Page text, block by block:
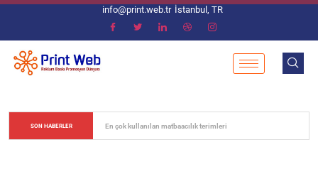
info@print.web.tr İstanbul, TR
SON HABERLER En çok kullanılan matbaacılık terimleri